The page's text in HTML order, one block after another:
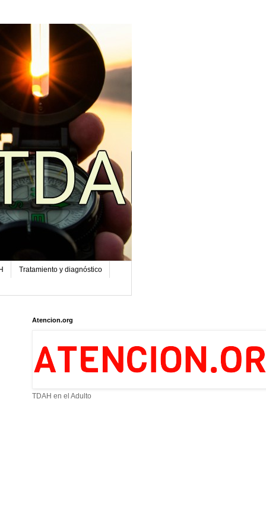
Tratamiento y diagnóstico
Atencion.org
TDAH en el Adulto